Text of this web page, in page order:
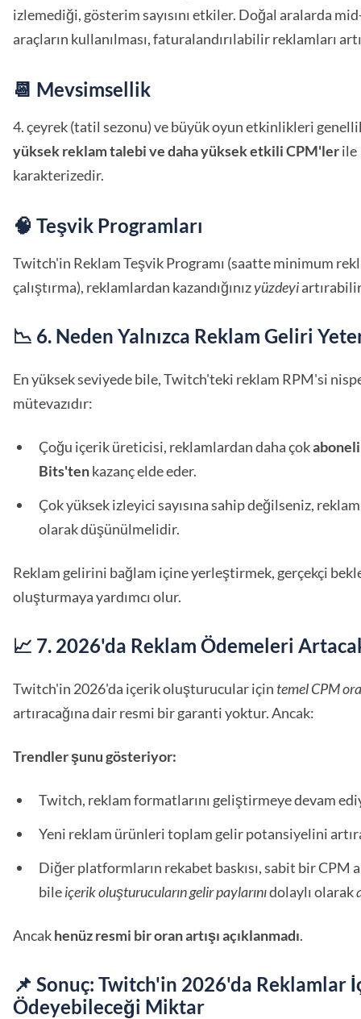
izlemediği, gösterim sayısını etkiler. Doğal aralarda
araçların kullanılması, faturalandırılabilir reklamları
📆 Mevsimsellik
4. çeyrek (tatil sezonu) ve büyük oyun etkinlikleri
yüksek reklam talebi ve daha yüksek etkili CPM'lerile
karakterizedir.
🧠 Teşvik Programları
Twitch'in Reklam Teşvik Programı (saatte minimum
çalıştırma), reklamlardan kazandığınızyüzdeyi
📉 6. Neden Yalnızca Reklam Geliri
En yüksek seviyede bile, Twitch'teki reklam RPM'si
mütevazıdır:
Çoğu içerik üreticisi, reklamlardan daha çok
Bits'tenkazanç elde eder.
Çok yüksek izleyici sayısına sahip değilseniz,
olarak düşünülmelidir.
Reklam gelirini bağlam içine yerleştirmek, gerçekçi
oluşturmaya yardımcı olur.
📈 7. 2026'da Reklam Ödemeleri
Twitch'in 2026'da içerik oluşturucular için temel CPM
artıracağına dair resmi bir garanti yoktur. Ancak:
Trendler şunu gösteriyor:
Twitch, reklam formatlarını geliştirmeye devam
Yeni reklam ürünleri toplam gelir potansiyelini
Diğer platformların rekabet baskısı, sabit bir CPM
bileiçerik oluşturucuların gelir paylarınıdolaylı olarak
Ancakhenüz resmi bir oran artışı açıklanmadı.
📌 Sonuç: Twitch'in 2026'da Reklamlar
Ödeyebileceği Miktar